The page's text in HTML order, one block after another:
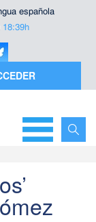
española
18:39h